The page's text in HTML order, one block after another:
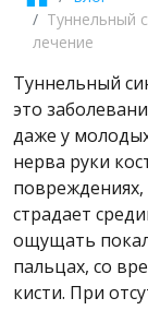
Туннельный
лечение
Туннельный
это
даже у
нерва руки
повреждениях,
страдает
ощущать
пальцах, со
кисти. При